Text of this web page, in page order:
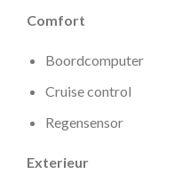
Comfort
Boordcomputer
Cruise control
Regensensor
Exterieur